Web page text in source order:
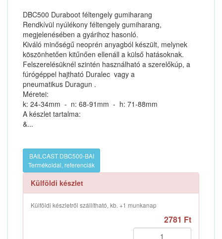
DBC500 Duraboot féltengely gumiharang
Rendkívül nyúlékony féltengely gumiharang,
megjelenésében a gyárihoz hasonló.
Kiváló minőségű neoprén anyagból készült, melynek
köszönhetően kitűnően ellenáll a külső hatásoknak.
Felszerelésüknél szintén használható a szerelőkúp, a
fúrógéppel hajtható Duralec vagy a
pneumatikus Duragun .
Méretei:
k: 24-34mm - n: 68-91mm - h: 71-88mm
A készlet tartalma:
&...
BAILCAST DBC500-BAI
Termékoldal, referenciák
Külföldi készlet
Külföldi készletről szállítható, kb. +1 munkanap
2781 Ft